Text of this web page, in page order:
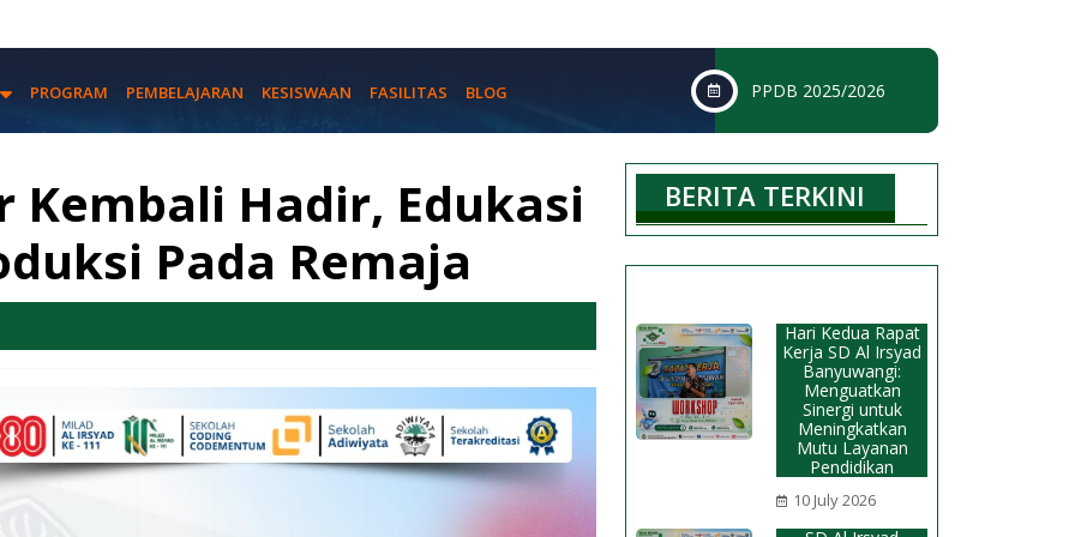
PROGRAM PEMBELAJARAN KESISWAAN FASILITAS BLOG PPDB 2025/2026
Hadir, Edukasi
Pada Remaja
BERITA TERKINI
Hari Kedua Rapat
Kerja SD Al Irsyad
Banyuwangi:
Menguatkan
Sinergi untuk
Meningkatkan
Mutu Layanan
Pendidikan
10 July 2026